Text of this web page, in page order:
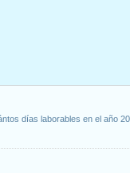
días laborables en el año